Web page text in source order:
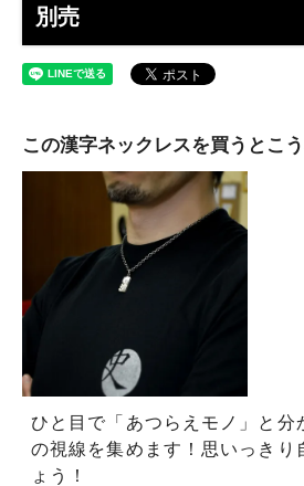
別売
この漢字ネックレスを買うとこ
ひと目で「あつらえモノ」と分
の視線を集めます！思いっきり
ょう！